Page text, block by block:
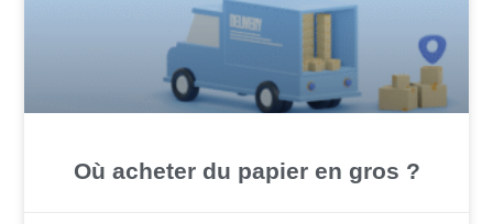
Où acheter du papier en gros ?